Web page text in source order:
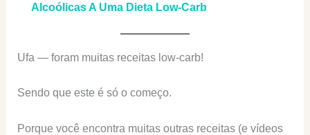
Alcoólicas A Uma Dieta Low-Carb
Ufa — foram muitas receitas low-carb!
Sendo que este é só o começo.
Porque você encontra muitas outras receitas (e vídeos